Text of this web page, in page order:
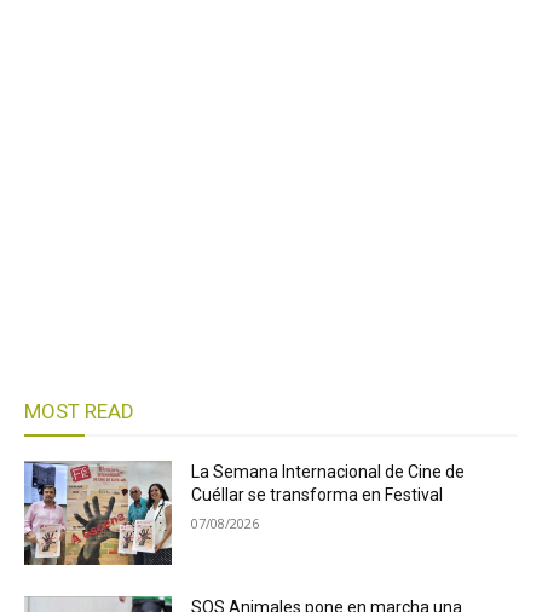
MOST READ
La Semana Internacional de Cine de
Cuéllar se transforma en Festival
07/08/2026
SOS Animales pone en marcha una